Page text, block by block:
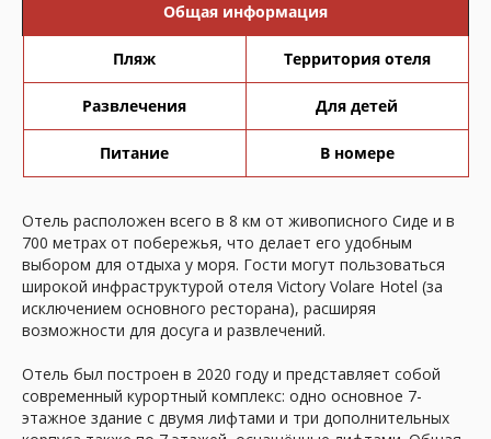
Общая информация
Пляж Территория отеля
Развлечения Для детей
Питание В номере
Отель расположен всего в 8 км от живописного Сиде и в
700 метрах от побережья, что делает его удобным
выбором для отдыха у моря. Гости могут пользоваться
широкой инфраструктурой отеля Victory Volare Hotel (за
исключением основного ресторана), расширяя
возможности для досуга и развлечений.
Отель был построен в 2020 году и представляет собой
современный курортный комплекс: одно основное 7-
этажное здание с двумя лифтами и три дополнительных